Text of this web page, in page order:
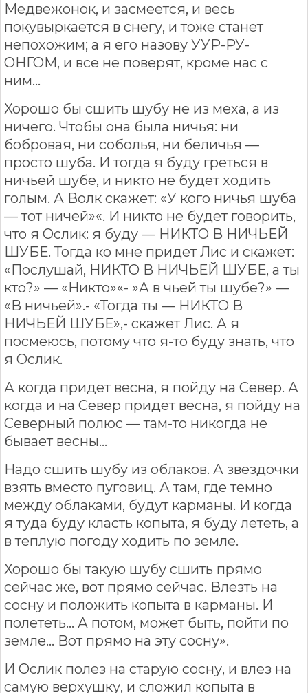
Медвежонок, и засмеется, и весь
покувыркается в снегу, и тоже станет
непохожим; а я его назову УУР-РУ-
ОНГОМ, и все не поверят, кроме нас с
ним...
Хорошо бы сшить шубу не из меха, а из
ничего. Чтобы она была ничья: ни
бобровая, ни соболья, ни беличья —
просто шуба. И тогда я буду греться в
ничьей шубе, и никто не будет ходить
голым. А Волк скажет: «У кого ничья шуба
— тот ничей»«. И никто не будет говорить,
что я Ослик: я буду — НИКТО В НИЧЬЕЙ
ШУБЕ. Тогда ко мне придет Лис и скажет:
«Послушай, НИКТО В НИЧЬЕЙ ШУБЕ, а ты
кто?» — «Никто»«- »А в чьей ты шубе?» —
«В ничьей».- «Тогда ты — НИКТО В
НИЧЬЕЙ ШУБЕ»,- скажет Лис. А я
посмеюсь, потому что я-то буду знать, что
я Ослик.
А когда придет весна, я пойду на Север. А
когда и на Север придет весна, я пойду на
Северный полюс — там-то никогда не
бывает весны...
Надо сшить шубу из облаков. А звездочки
взять вместо пуговиц. А там, где темно
между облаками, будут карманы. И когда
я туда буду класть копыта, я буду лететь, а
в теплую погоду ходить по земле.
Хорошо бы такую шубу сшить прямо
сейчас же, вот прямо сейчас. Влезть на
сосну и положить копыта в карманы. И
полететь... А потом, может быть, пойти по
земле... Вот прямо на эту сосну».
И Ослик полез на старую сосну, и влез на
самую верхушку, и сложил копыта в